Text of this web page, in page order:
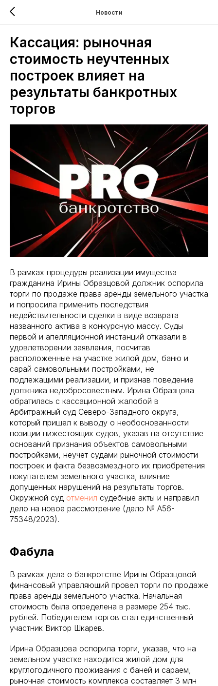
Новости
Кассация: рыночная
стоимость неучтенных
построек влияет на
результаты банкротных
торгов
В рамках процедуры реализации имущества
гражданина Ирины Образцовой должник оспорила
торги по продаже права аренды земельного участка
и попросила применить последствия
недействительности сделки в виде возврата
названного актива в конкурсную массу. Суды
первой и апелляционной инстанций отказали в
удовлетворении заявления, посчитав
расположенные на участке жилой дом, баню и
сарай самовольными постройками, не
подлежащими реализации, и признав поведение
должника недобросовестным. Ирина Образцова
обратилась с кассационной жалобой в
Арбитражный суд Северо-Западного округа,
который пришел к выводу о необоснованности
позиции нижестоящих судов, указав на отсутствие
оснований признания объектов самовольными
постройками, неучет судами рыночной стоимости
построек и факта безвозмездного их приобретения
покупателем земельного участка, влияние
допущенных нарушений на результаты торгов.
Окружной суд отменил судебные акты и направил
дело на новое рассмотрение (дело № А56-
75348/2023).
Фабула
В рамках дела о банкротстве Ирины Образцовой
финансовый управляющий провел торги по продаже
права аренды земельного участка. Начальная
стоимость была определена в размере 254 тыс.
рублей. Победителем торгов стал единственный
участник Виктор Шкарев.
Ирина Образцова оспорила торги, указав, что на
земельном участке находится жилой дом для
круглогодичного проживания с баней и сараем,
рыночная стоимость комплекса составляет 3 млн